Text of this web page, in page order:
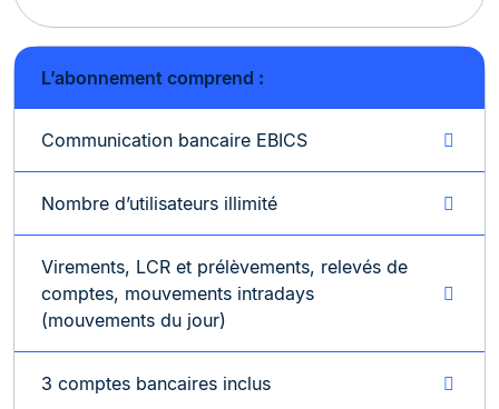
L’abonnement comprend :
Communication bancaire EBICS
Nombre d’utilisateurs illimité
Virements, LCR et prélèvements, relevés de
comptes, mouvements intradays
(mouvements du jour)
3 comptes bancaires inclus